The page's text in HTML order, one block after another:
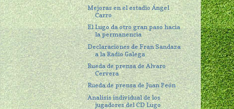
Mejoras en el estadio Ángel
Carro
El Lugo da otro gran paso hacia
la permanencia
Declaraciones de Fran Sandaza
a la Radio Galega
Rueda de prensa de Alvaro
Cervera
Rueda de prensa de Juan Peón
Analisis individual de los
jugadores del CD Lugo